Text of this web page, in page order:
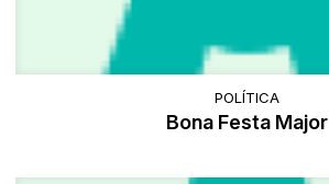
POLÍTICA
Bona Festa Major